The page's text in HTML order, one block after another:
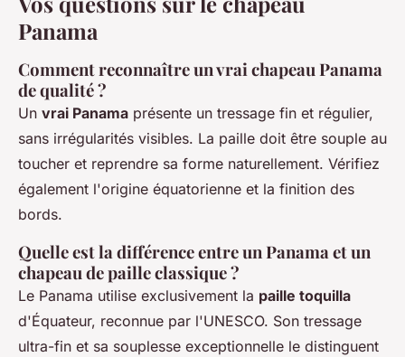
Panama
Comment reconnaître un vrai chapeau Panama
de qualité ?
Un vrai Panama présente un tressage fin et régulier,
sans irrégularités visibles. La paille doit être souple au
toucher et reprendre sa forme naturellement. Vérifiez
également l'origine équatorienne et la finition des
bords.
Quelle est la différence entre un Panama et un
chapeau de paille classique ?
Le Panama utilise exclusivement la paille toquilla
d'Équateur, reconnue par l'UNESCO. Son tressage
ultra-fin et sa souplesse exceptionnelle le distinguent